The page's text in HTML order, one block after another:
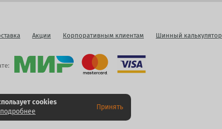
Акции Корпоративным клиентам Шинный калькулятор
cookies
Принять